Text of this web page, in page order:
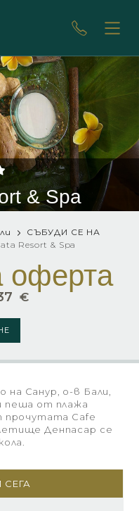
& Spa
СЪБУДИ СЕ НА
Resort & Spa
оферта
€
на Санур, о-в Бали,
пеша от плажа
прочутата Cafe
Денпасар се
СЕГА